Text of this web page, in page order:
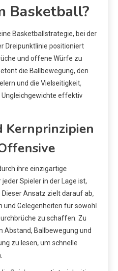
Basketball?
Basketballstrategie, bei der
Dreipunktlinie positioniert
und offene Würfe zu
die Ballbewegung, den
und die Vielseitigkeit,
effektiv
Kernprinzipien
ihre einzigartige
Spieler in der Lage ist,
Ansatz zielt darauf ab,
und Gelegenheiten für sowohl
zu schaffen. Zu
Abstand, Ballbewegung und
zu lesen, um schnelle